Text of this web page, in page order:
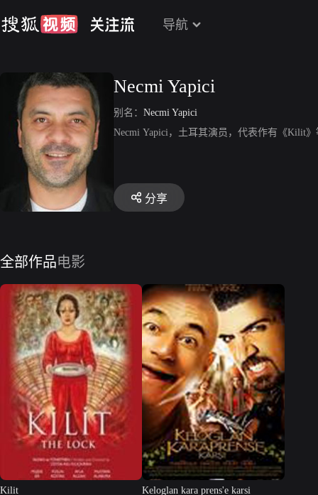
导航
Necmi Yapici
别名： Necmi Yapici
Necmi Yapici，土耳其演员，代表作有《Kilit》
分享
全部作品电影
Kilit
Keloglan kara prens'e karsi